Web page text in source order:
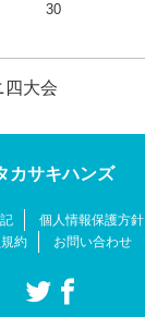
30
四大会
カサキハンズ
個人情報保護方針
約
お問い合わせ